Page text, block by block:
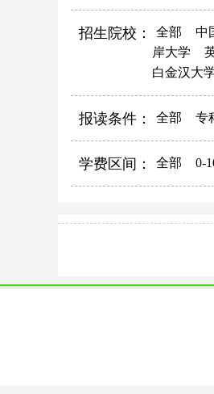
招生院校： 全部 中
岸大学
白金汉大
报读条件： 全部 专
学费区间： 全部 0-